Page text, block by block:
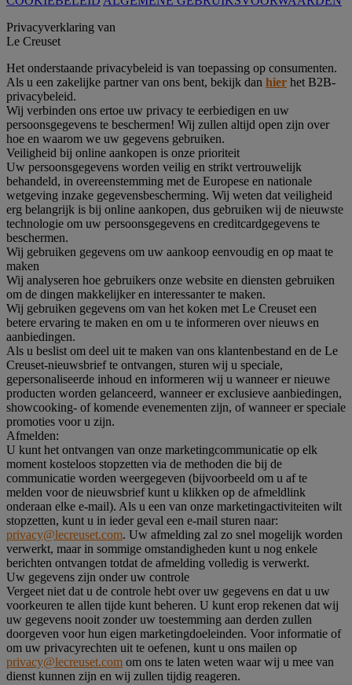
Privacyverklaring van
Le Creuset
Het onderstaande privacybeleid is van toepassing op consumenten.
Als u een zakelijke partner van ons bent, bekijk dan hier het B2B-
privacybeleid.
Wij verbinden ons ertoe uw privacy te eerbiedigen en uw
persoonsgegevens te beschermen! Wij zullen altijd open zijn over
hoe en waarom we uw gegevens gebruiken.
Veiligheid bij online aankopen is onze prioriteit
Uw persoonsgegevens worden veilig en strikt vertrouwelijk
behandeld, in overeenstemming met de Europese en nationale
wetgeving inzake gegevensbescherming. Wij weten dat veiligheid
erg belangrijk is bij online aankopen, dus gebruiken wij de nieuwste
technologie om uw persoonsgegevens en creditcardgegevens te
beschermen.
Wij gebruiken gegevens om uw aankoop eenvoudig en op maat te
maken
Wij analyseren hoe gebruikers onze website en diensten gebruiken
om de dingen makkelijker en interessanter te maken.
Wij gebruiken gegevens om van het koken met Le Creuset een
betere ervaring te maken en om u te informeren over nieuws en
aanbiedingen.
Als u beslist om deel uit te maken van ons klantenbestand en de Le
Creuset-nieuwsbrief te ontvangen, sturen wij u speciale,
gepersonaliseerde inhoud en informeren wij u wanneer er nieuwe
producten worden gelanceerd, wanneer er exclusieve aanbiedingen,
showcooking- of komende evenementen zijn, of wanneer er speciale
promoties voor u zijn.
Afmelden:
U kunt het ontvangen van onze marketingcommunicatie op elk
moment kosteloos stopzetten via de methoden die bij de
communicatie worden weergegeven (bijvoorbeeld om u af te
melden voor de nieuwsbrief kunt u klikken op de afmeldlink
onderaan elke e-mail). Als u een van onze marketingactiviteiten wilt
stopzetten, kunt u in ieder geval een e-mail sturen naar:
privacy@lecreuset.com. Uw afmelding zal zo snel mogelijk worden
verwerkt, maar in sommige omstandigheden kunt u nog enkele
berichten ontvangen totdat de afmelding volledig is verwerkt.
Uw gegevens zijn onder uw controle
Vergeet niet dat u de controle hebt over uw gegevens en dat u uw
voorkeuren te allen tijde kunt beheren. U kunt erop rekenen dat wij
uw gegevens nooit zonder uw toestemming aan derden zullen
doorgeven voor hun eigen marketingdoeleinden. Voor informatie of
om uw privacyrechten uit te oefenen, kunt u ons mailen op
privacy@lecreuset.com om ons te laten weten waar wij u mee van
dienst kunnen zijn en wij zullen tijdig reageren.